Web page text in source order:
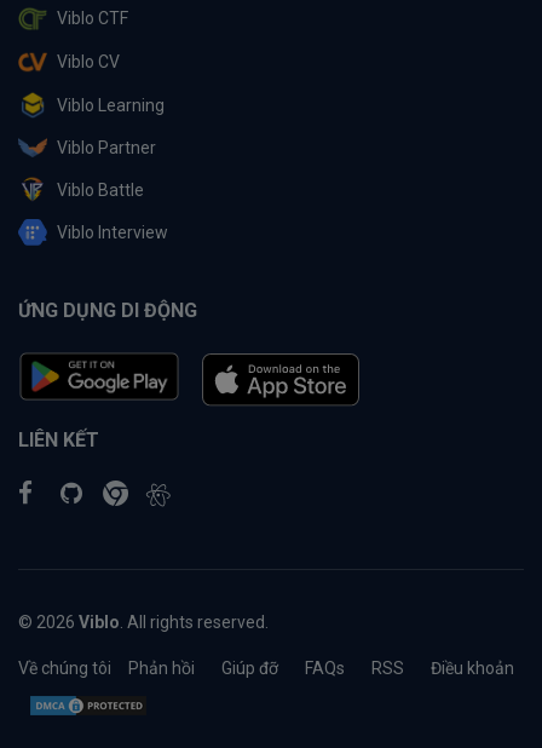
Viblo CTF
Viblo CV
Viblo Learning
Viblo Partner
Viblo Battle
Viblo Interview
ỨNG DỤNG DI ĐỘNG
LIÊN KẾT
© 2026 Viblo . All rights reserved.
Về chúng tôi Phản hồi Giúp đỡ FAQs RSS Điều khoản